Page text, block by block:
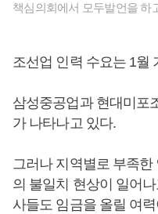
책심의회에서 모두발언을 하
조선업 인력 수요는 1월
삼성중공업과 현대미포
가 나타나고 있다.
그러나 지역별로 부족
의 불일치 현상이 일어
사들도 임금을 올릴 여